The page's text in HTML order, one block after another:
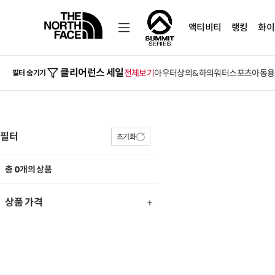
액티비티 랭킹 화
필터 숨기기 클리어런스 세일전체보기아우터상의&하의워터스포츠아동
필터 초기화
총 0개의 상품
상품 가격